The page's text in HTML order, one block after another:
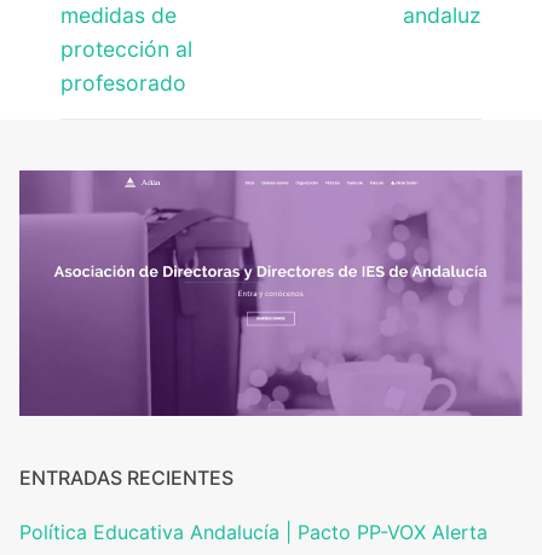
medidas de
protección al
profesorado
andaluz
ENTRADAS RECIENTES
Política Educativa Andalucía | Pacto PP-VOX Alerta